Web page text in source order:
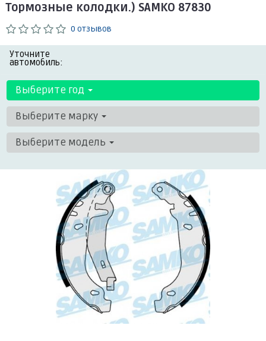
Тормозные колодки.) SAMKO 87830
0 отзывов
Уточните
автомобиль:
Выберите год
Выберите марку
Выберите модель